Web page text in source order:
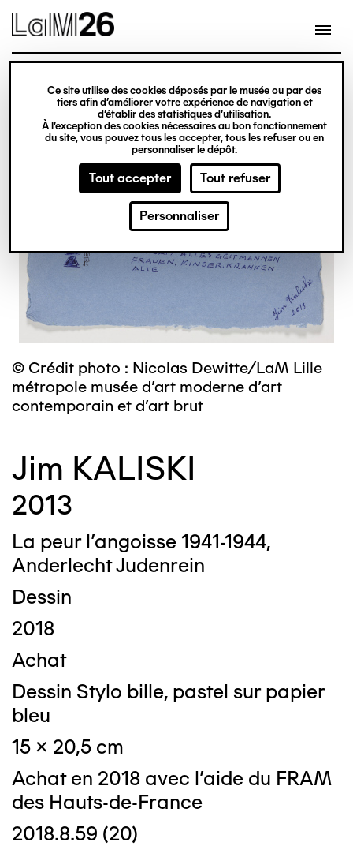
Gestion des cookies
Ce site utilise des cookies déposés par le musée ou par des
tiers afin d’améliorer votre expérience de navigation et
d’établir des statistiques d’utilisation.
À l’exception des cookies nécessaires au bon fonctionnement
du site, vous pouvez tous les accepter, tous les refuser ou en
personnaliser le dépôt.
Tout accepter Tout refuser
Personnaliser
contenu
© Crédit photo : Nicolas Dewitte/LaM Lille
métropole musée d’art moderne d’art
contemporain et d’art brut
Jim KALISKI
2013
La peur l’angoisse 1941-1944,
Anderlecht Judenrein
Dessin
2018
Achat
Dessin Stylo bille, pastel sur papier
bleu
15 x 20,5 cm
Achat en 2018 avec l'aide du FRAM
des Hauts-de-France
2018.8.59 (20)